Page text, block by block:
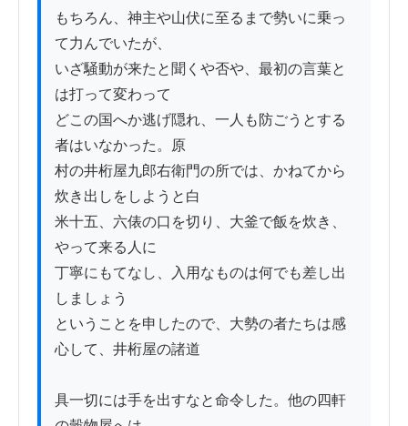
もちろん、神主や山伏に至るまで勢いに乗っ
て力んでいたが、
いざ騒動が来たと聞くや否や、最初の言葉と
は打って変わって
どこの国へか逃げ隠れ、一人も防ごうとする
者はいなかった。原
村の井桁屋九郎右衛門の所では、かねてから
炊き出しをしようと白
米十五、六俵の口を切り、大釜で飯を炊き、
やって来る人に
丁寧にもてなし、入用なものは何でも差し出
しましょう
ということを申したので、大勢の者たちは感
心して、井桁屋の諸道
具一切には手を出すなと命令した。他の四軒